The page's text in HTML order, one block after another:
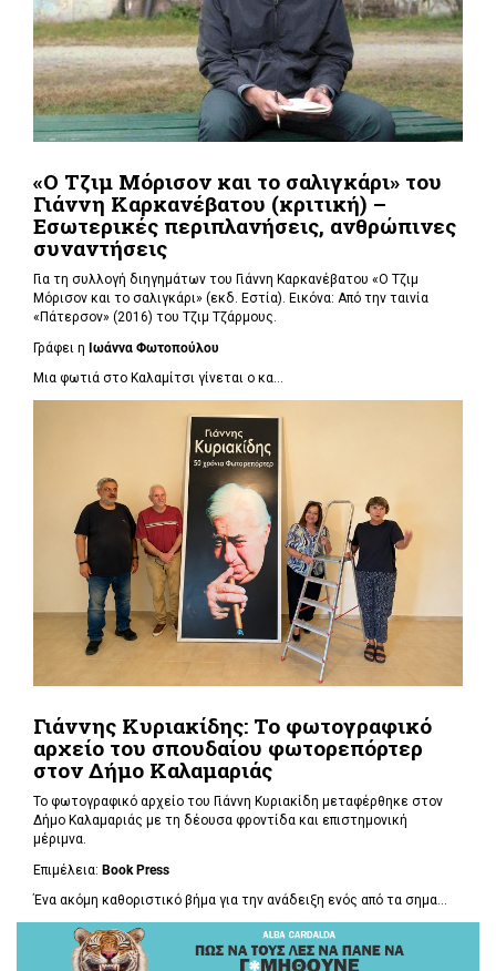
«Ο Τζιμ Μόρισον και το σαλιγκάρι» του
Γιάννη Καρκανέβατου (κριτική) –
Εσωτερικές περιπλανήσεις, ανθρώπινες
συναντήσεις
Για τη συλλογή διηγημάτων του Γιάννη Καρκανέβατου «Ο Τζιμ
Μόρισον και το σαλιγκάρι» (εκδ. Εστία). Εικόνα: Από την ταινία
«Πάτερσον» (2016) του Τζιμ Τζάρμους.
Γράφει η Ιωάννα Φωτοπούλου
Μια φωτιά στο Καλαμίτσι γίνεται ο κα...
Γιάννης Κυριακίδης: Το φωτογραφικό
αρχείο του σπουδαίου φωτορεπόρτερ
στον Δήμο Καλαμαριάς
Το φωτογραφικό αρχείο του Γιάννη Κυριακίδη μεταφέρθηκε στον
Δήμο Καλαμαριάς με τη δέουσα φροντίδα και επιστημονική
μέριμνα.
Επιμέλεια: Book Press
Ένα ακόμη καθοριστικό βήμα για την ανάδειξη ενός από τα σημα...